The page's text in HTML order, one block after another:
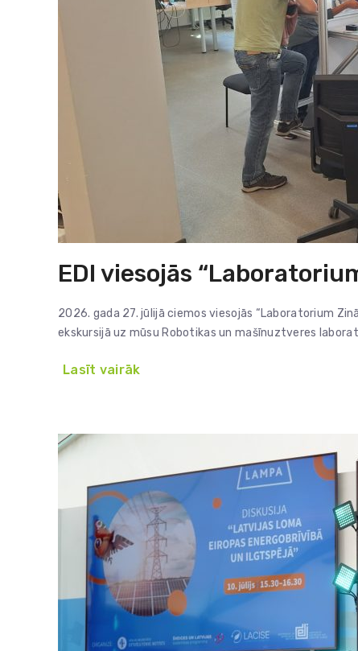
EDI viesojās
2026. gada 27. jūlijā ciemos viesojās “Laboratorium
ekskursijā uz mūsu Robotikas un mašīnuztveres
Lasīt vairāk